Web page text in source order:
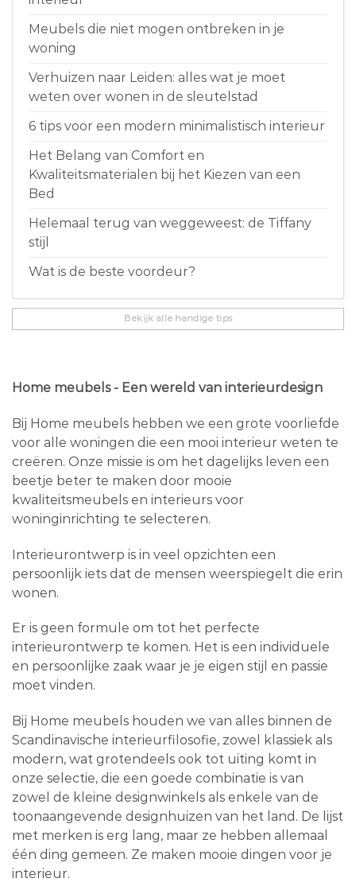
Meubels die niet mogen ontbreken in je
woning
Verhuizen naar Leiden: alles wat je moet
weten over wonen in de sleutelstad
6 tips voor een modern minimalistisch interieur
Het Belang van Comfort en
Kwaliteitsmaterialen bij het Kiezen van een
Bed
Helemaal terug van weggeweest: de Tiffany
stijl
Wat is de beste voordeur?
Bekijk alle handige tips
Home meubels - Een wereld van interieurdesign
Bij Home meubels hebben we een grote voorliefde
voor alle woningen die een mooi interieur weten te
creëren. Onze missie is om het dagelijks leven een
beetje beter te maken door mooie
kwaliteitsmeubels en interieurs voor
woninginrichting te selecteren.
Interieurontwerp is in veel opzichten een
persoonlijk iets dat de mensen weerspiegelt die erin
wonen.
Er is geen formule om tot het perfecte
interieurontwerp te komen. Het is een individuele
en persoonlijke zaak waar je je eigen stijl en passie
moet vinden.
Bij Home meubels houden we van alles binnen de
Scandinavische interieurfilosofie, zowel klassiek als
modern, wat grotendeels ook tot uiting komt in
onze selectie, die een goede combinatie is van
zowel de kleine designwinkels als enkele van de
toonaangevende designhuizen van het land. De lijst
met merken is erg lang, maar ze hebben allemaal
één ding gemeen. Ze maken mooie dingen voor je
interieur.